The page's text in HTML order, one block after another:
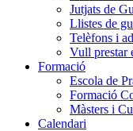
Jutjats de
Llistes de
Telèfons i
Vull prestar
Formació
Escola de
Formació
Màsters i
Calendari